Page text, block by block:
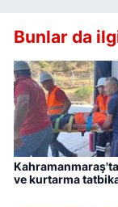
Bunlar da
ve kurtarma